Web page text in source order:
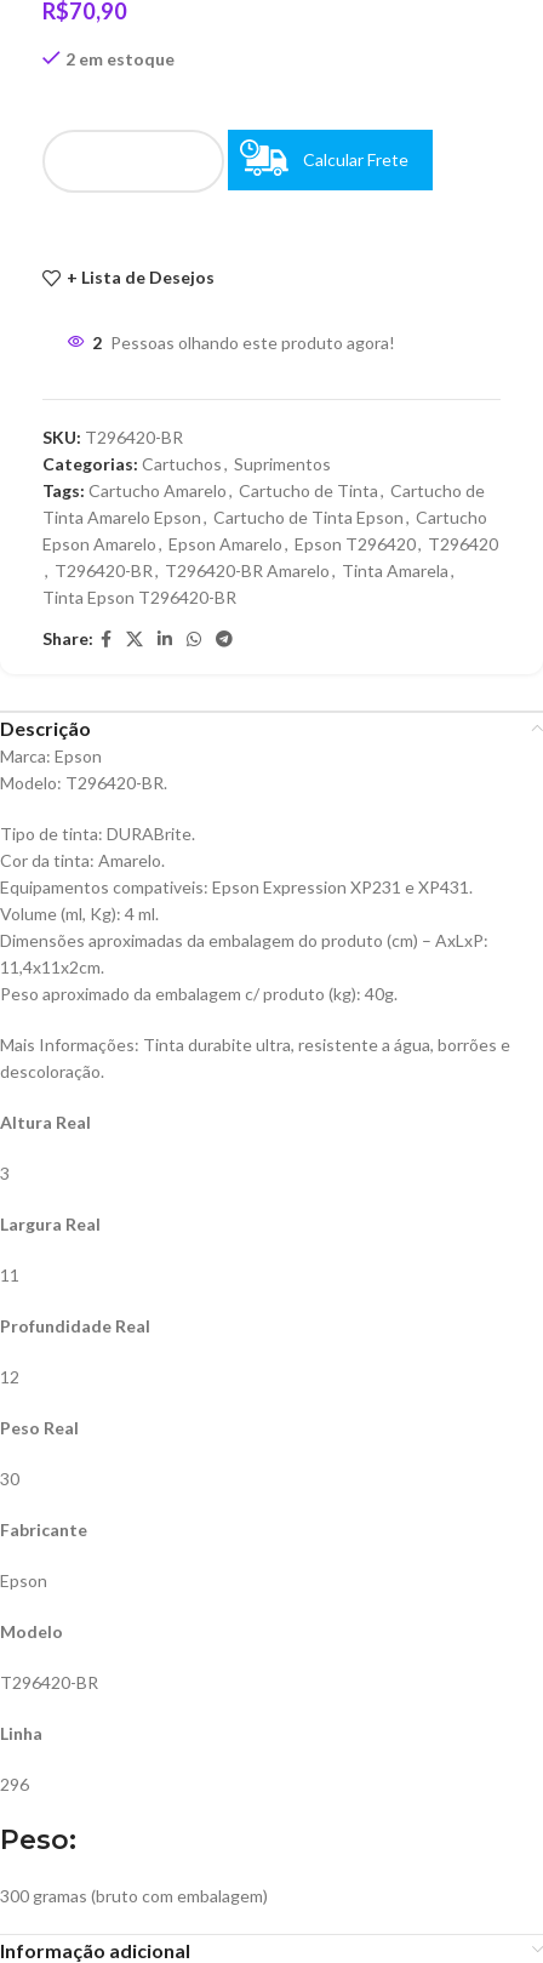
R$70,90
2 em estoque
Calcular Frete
+ Lista de Desejos
2 Pessoas olhando este produto agora!
SKU: T296420-BR
Categorias: Cartuchos, Suprimentos
Tags: Cartucho Amarelo, Cartucho de Tinta, Cartucho de
Tinta Amarelo Epson, Cartucho de Tinta Epson, Cartucho
Epson Amarelo, Epson Amarelo, Epson T296420, T296420
, T296420-BR, T296420-BR Amarelo, Tinta Amarela,
Tinta Epson T296420-BR
Share:
Descrição
Marca: Epson
Modelo: T296420-BR.
Tipo de tinta: DURABrite.
Cor da tinta: Amarelo.
Equipamentos compativeis: Epson Expression XP231 e XP431.
Volume (ml, Kg): 4 ml.
Dimensões aproximadas da embalagem do produto (cm) – AxLxP:
11,4x11x2cm.
Peso aproximado da embalagem c/ produto (kg): 40g.
Mais Informações: Tinta durabite ultra, resistente a água, borrões e
descoloração.
Altura Real
3
Largura Real
11
Profundidade Real
12
Peso Real
30
Fabricante
Epson
Modelo
T296420-BR
Linha
296
Peso:
300 gramas (bruto com embalagem)
Informação adicional